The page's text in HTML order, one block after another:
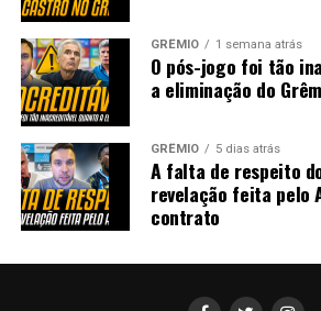
GRÊMIO 1 semana atrás
O pós-jogo foi tão
a eliminação do
GRÊMIO 5 dias atrás
A falta de respeito
revelação feita pelo
contrato